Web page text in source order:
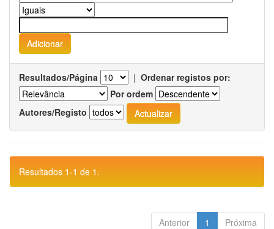
Resultados/Página | Ordenar registos por:
Por ordem
Autores/Registo
Resultados 1-1 de 1.
Anterior 1 Próxima